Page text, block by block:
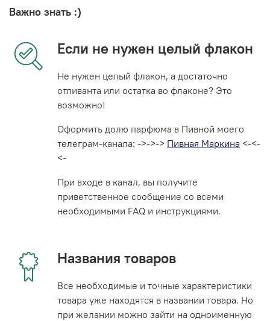
Важно знать :)
Если не нужен целый флакон
Не нужен целый флакон, а достаточно
отливанта или остатка во флаконе? Это
возможно!
Оформить долю парфюма в Пивной моего
телеграм-канала: ->->-> Пивная Маркина <-<-
<-
При входе в канал, вы получите
приветственное сообщение со всеми
необходимыми FAQ и инструкциями.
Названия товаров
Все необходимые и точные характеристики
товара уже находятся в названии товара. Но
при желании можно зайти на одноименную